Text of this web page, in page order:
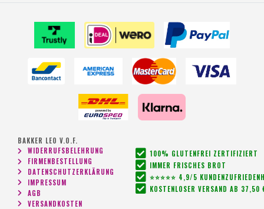
BAKKER LEO V.O.F.
WIDERRUFSBELEHRUNG
FIRMENBESTELLUNG
DATENSCHUTZERKLÄRUNG
IMPRESSUM
AGB
VERSANDKOSTEN
100% GLUTENFREI ZERTIFIZIERT
IMMER FRISCHES BROT
⭐⭐⭐⭐⭐ 4,9/5
KOSTENLOSER VERSAND AB 37,50